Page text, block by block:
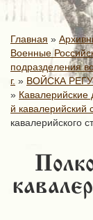
Главная »
Военные
подразделения
г. » ВОЙСКА
» Кавалерийские
й кавалерийский
кавалерийского